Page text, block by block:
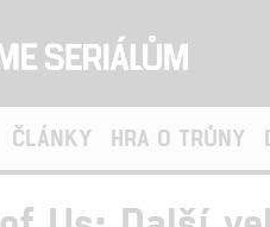
ČLÁNKY HRA O TRŮNY